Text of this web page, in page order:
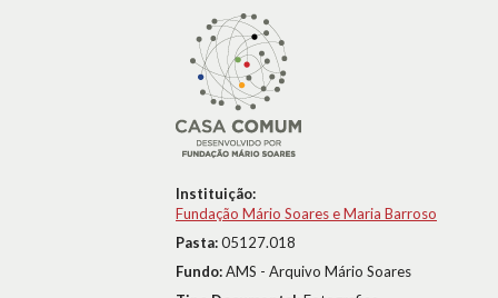
Instituição:
Fundação Mário Soares e Maria Barroso
Pasta:05127.018
Fundo:AMS - Arquivo Mário Soares